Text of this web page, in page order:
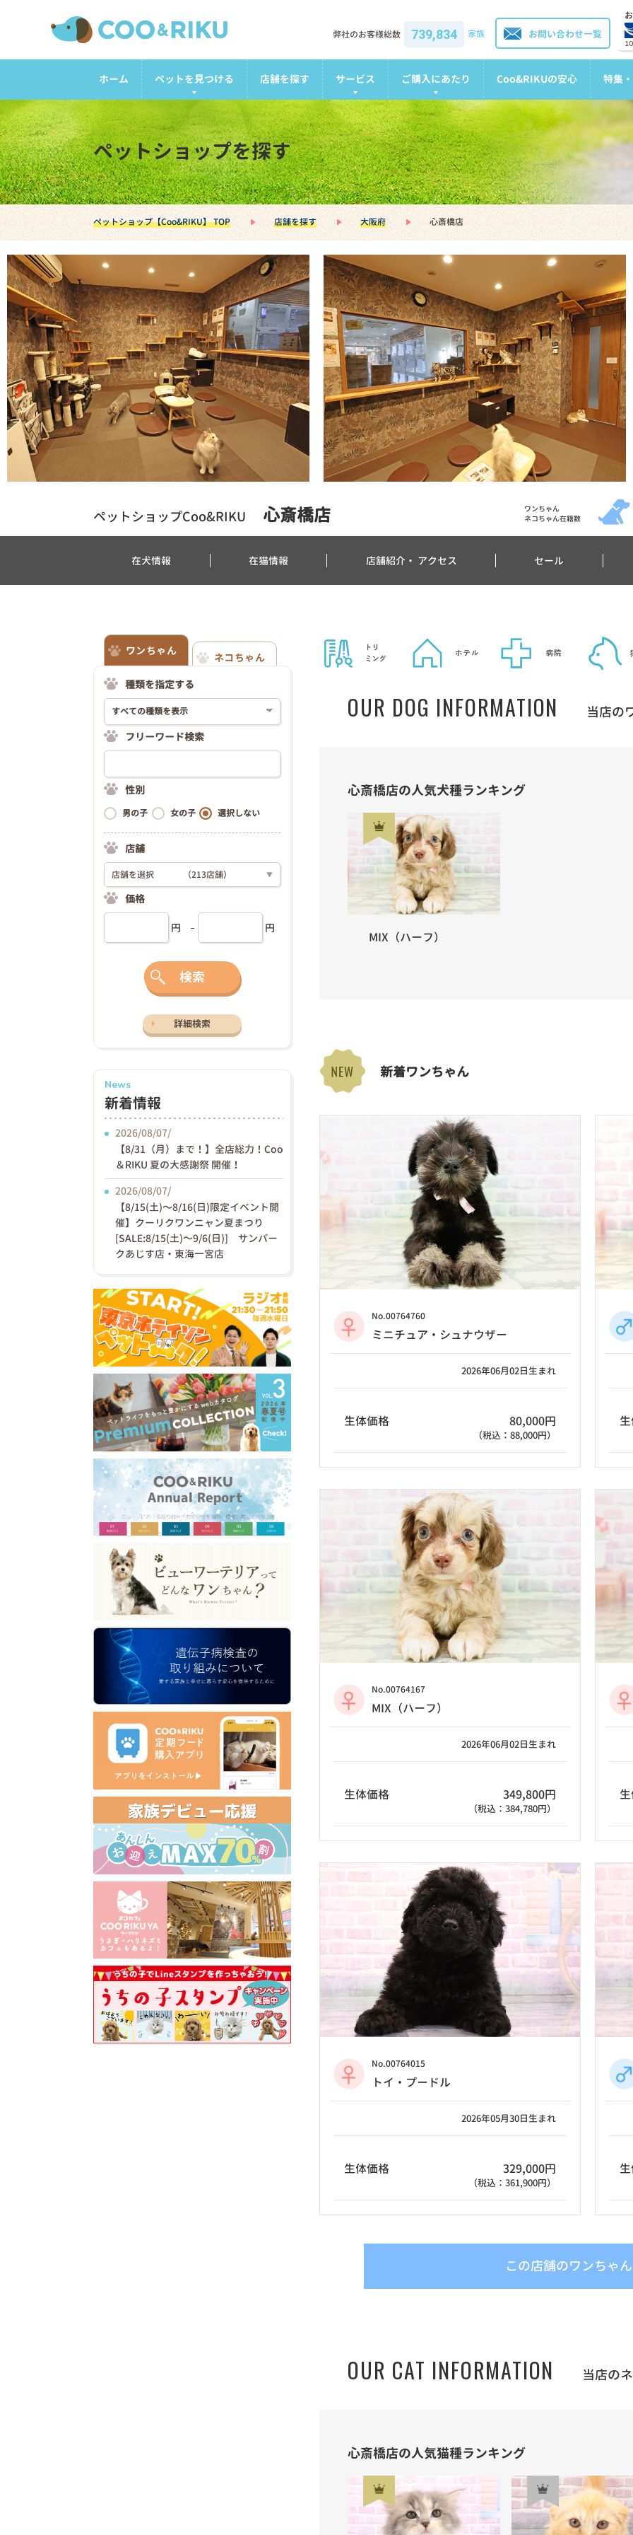
お問い合わせ一覧
弊社のお客様総数 739,834 家族
ホーム ペットを見つける 店舗を探す サービス ご購入にあたり Coo&RIKUの安心 特集
ペットショップを探す
ペットショップ【Coo&RIKU】 TOP 店舗を探す 大阪府 心斎橋店
ペットショップCoo&RIKU 心斎橋店
ワンちゃん
ネコちゃん在籍数
在犬情報 在猫情報 店舗紹介・ アクセス セール
OUR DOG INFORMATION 当店の
心斎橋店の人気犬種ランキング
MIX（ハーフ）
新着ワンちゃん
No.00764760
ミニチュア・シュナウザー
2026年06月02日生まれ
生体価格 80,000円
（税込：88,000円）
No.00764167
MIX（ハーフ）
2026年06月02日生まれ
生体価格 349,800円
（税込：384,780円）
No.00764015
トイ・プードル
2026年05月30日生まれ
生体価格 329,000円
（税込：361,900円）
この店舗のワンちゃ
OUR CAT INFORMATION 当店の
心斎橋店の人気猫種ランキング
ワンちゃん
ネコちゃん
種類を指定する
フリーワード検索
性別
男の子 女の子 選択しない
店舗
店舗を選択 （213店舗） ▼
価格
円 円
検索
詳細検索
News
新着情報
2026/08/07/
【8/31（月）まで！】全店総力！Coo
＆RIKU 夏の大感謝祭 開催！
2026/08/07/
【8/15(土)〜8/16(日)限定イベント開
催】クーリクワンニャン夏まつり
[SALE:8/15(土)～9/6(日)] サンパー
クあじす店・東海一宮店